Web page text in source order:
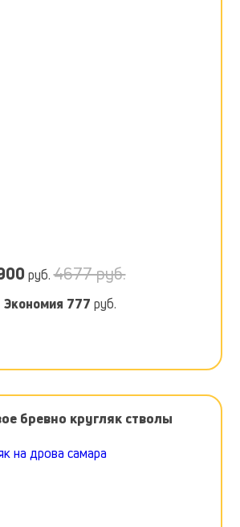
руб.4677 руб.
Экономия 777 руб.
бревно кругляк стволы